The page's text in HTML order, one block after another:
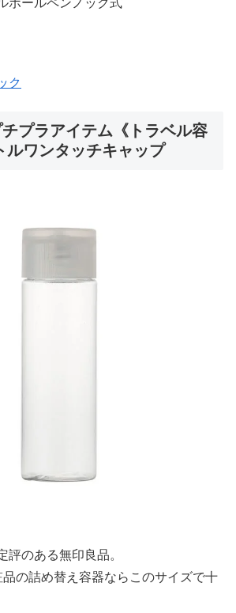
ク
プラアイテム《トラベル容
ワンタッチキャップ
評のある無印良品。
の詰め替え容器ならこのサイズで十